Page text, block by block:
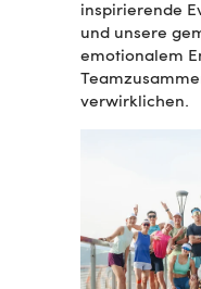
inspirierende
und unsere
emotionalem
verwirklichen.